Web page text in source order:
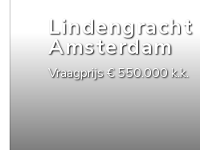
Lindengracht
Amsterdam
Vraagprijs€ 550.000k.k.